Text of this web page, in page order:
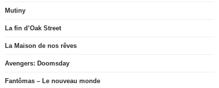
Mutiny
La fin d’Oak Street
La Maison de nos rêves
Avengers: Doomsday
Fantômas – Le nouveau monde